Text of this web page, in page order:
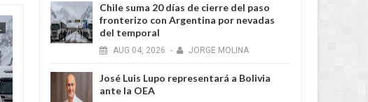
AUG AUG 04, 2026
NACIONAL
Chile suma 20 días de cierre del paso
fronterizo con Argentina por nevadas
del temporal
AUG 04, 2026 - JORGE MOLINA
José Luis Lupo representará a Bolivia
ante la OEA